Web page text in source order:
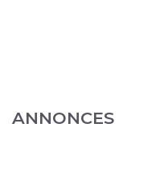
ANNONCES